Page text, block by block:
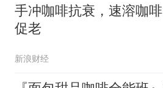
手冲咖啡抗衰，速溶咖啡
促老
新浪财经